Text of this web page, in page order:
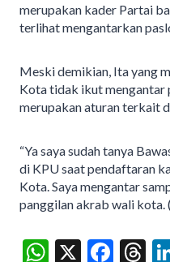
merupakan kader Partai
terlihat mengantarkan
Meski demikian, Ita yang
Kota tidak ikut mengantar
merupakan aturan terkait
“Ya saya sudah tanya
di KPU saat pendaftaran
Kota. Saya mengantar
panggilan akrab wali kota.
W X
F
T